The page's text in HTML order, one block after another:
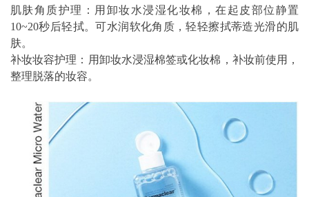
肌肤角质护理：用卸妆水浸湿化妆棉，在起皮部位静置
10~20秒后轻拭。可水润软化角质，轻轻擦拭蒂造光滑的肌
肤。
补妆妆容护理：用卸妆水浸湿棉签或化妆棉，补妆前使用，
整理脱落的妆容。